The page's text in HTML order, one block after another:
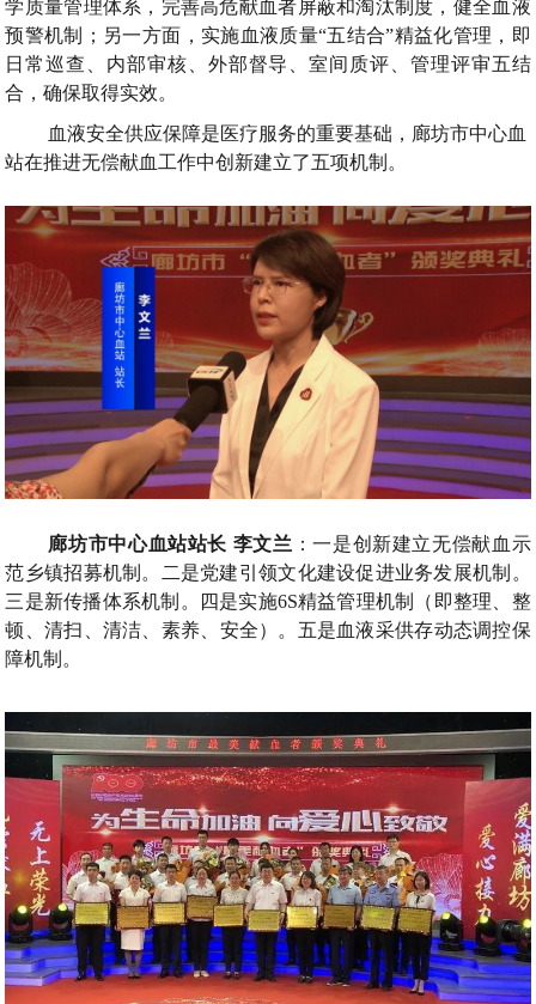
学质量管理体系 ， 完善高危献血者屏蔽和淘汰制度 ， 健全血液
预警机制
； 另一方面 ， 实施血液质量“五结合”精益化管理 ， 即
日常巡查
内部审核 外部督导 、室间质评
管理评审五结
合 ，确保取得实效。
血液安全供应保障是医疗服务的重要基础 ， 廊坊市中心血
站在推进无偿献血工作中创新建立了五项机制 。
廊坊市中心血站站长 李文兰 ：一是创新建立无偿献血示
范乡镇招募机制 。 二是党建引领文化建设促进业务发展机制 。
三是新传播体系机制 。 四是实施6S精益管理机制 （ 即整理
整
顿
、清扫 清洁 素养 安全）。 五是血液采供存动态调控保
障机制 。